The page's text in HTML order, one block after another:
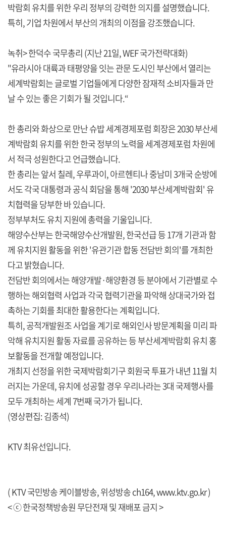
박람회 유치를 위한 우리 정부의 강력한 의지를 설명했습니다.
특히, 기업 차원에서 부산의 개최의 이점을 강조했습니다.
녹취> 한덕수 국무총리 (지난 21일, WEF 국가전략대화)
"유라시아 대륙과 태평양을 잇는 관문 도시인 부산에서 열리는
세계박람회는 글로벌 기업들에게 다양한 잠재적 소비자들과 만
날 수 있는 좋은 기회가 될 것입니다.“
한 총리와 화상으로 만난 슈밥 세계경제포럼 회장은 2030 부산세
계박람회 유치를 위한 한국 정부의 노력을 세계경제포럼 차원에
서 적극 성원한다고 언급했습니다.
한 총리는 앞서 칠레, 우루과이, 아르헨티나 중남미 3개국 순방에
서도 각국 대통령과 공식 회담을 통해 '2030 부산세계박람회' 유
치협력을 당부한 바 있습니다.
정부부처도 유치 지원에 총력을 기울입니다.
해양수산부는 한국해양수산개발원, 한국선급 등 17개 기관과 함
께 유치지원 활동을 위한 '유관기관 합동 전담반 회의'를 개최한
다고 밝혔습니다.
전담반 회의에서는 해양개발·해양환경 등 분야에서 기관별로 수
행하는 해외협력 사업과 각국 협력기관을 파악해 상대국가와 접
촉하는 기회를 최대한 활용한다는 계획입니다.
특히, 공적개발원조 사업을 계기로 해외인사 방문계획을 미리 파
악해 유치지원 활동 자료를 공유하는 등 부산세계박람회 유치 홍
보활동을 전개할 예정입니다.
개최지 선정을 위한 국제박람회기구 회원국 투표가 내년 11월 치
러지는 가운데, 유치에 성공할 경우 우리나라는 3대 국제행사를
모두 개최하는 세계 7번째 국가가 됩니다.
(영상편집: 김종석)
KTV 최유선입니다.
( KTV 국민방송 케이블방송, 위성방송 ch164,www.ktv.go.kr)
< ⓒ 한국정책방송원 무단전재 및 재배포 금지 >